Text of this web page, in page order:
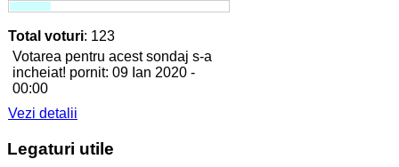
Total voturi: 123
Votarea pentru acest sondaj s-a
incheiat! pornit: 09 Ian 2020 -
00:00
Vezi detalii
Legaturi utile